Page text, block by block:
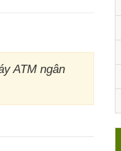
ATM ngân